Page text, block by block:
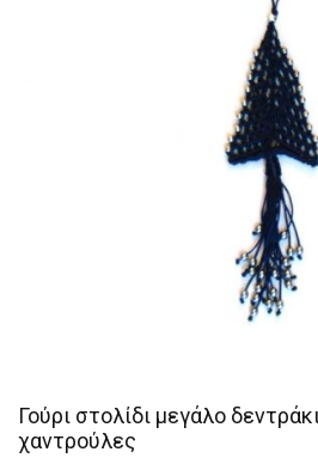
Γούρι στολίδι μεγάλο
χαντρούλες